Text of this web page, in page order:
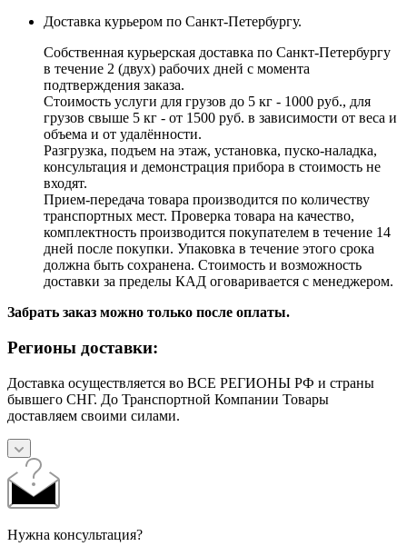
Доставка курьером по Санкт-Петербургу.
Собственная курьерская доставка по Санкт-Петербургу
в течение 2 (двух) рабочих дней с момента
подтверждения заказа.
Стоимость услуги для грузов до 5 кг - 1000 руб., для
грузов свыше 5 кг - от 1500 руб. в зависимости от веса и
объема и от удалённости.
Разгрузка, подъем на этаж, установка, пуско-наладка,
консультация и демонстрация прибора в стоимость не
входят.
Прием-передача товара производится по количеству
транспортных мест. Проверка товара на качество,
комплектность производится покупателем в течение 14
дней после покупки. Упаковка в течение этого срока
должна быть сохранена. Стоимость и возможность
доставки за пределы КАД оговаривается с менеджером.
Забрать заказ можно только после оплаты.
Регионы доставки:
Доставка осуществляется во ВСЕ РЕГИОНЫ РФ и страны
бывшего СНГ. До Транспортной Компании Товары
доставляем своими силами.
Нужна консультация?